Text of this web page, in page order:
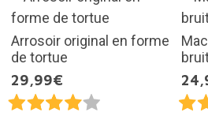
Arrosoir original en forme
de tortue
29,99€